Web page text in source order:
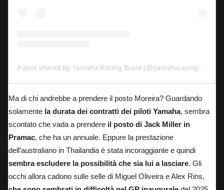
Ma di chi andrebbe a prendere il posto Moreira? Guardando
solamente la durata dei contratti dei piloti Yamaha, sembra
scontato che vada a prendere il posto di Jack Miller in
Pramac, che ha un annuale. Eppure la prestazione
dell’australiano in Thailandia è stata incoraggiante e quindi
sembra escludere la possibilità che sia lui a lasciare. Gli
occhi allora cadono sulle selle di Miguel Oliveira e Alex Rins,